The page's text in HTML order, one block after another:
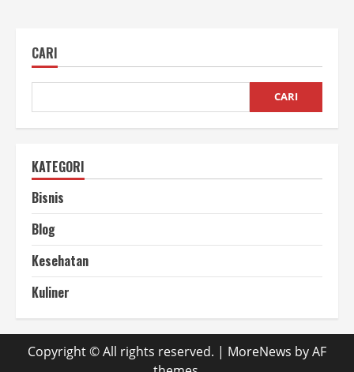
CARI
CARI
KATEGORI
Bisnis
Blog
Kesehatan
Kuliner
Copyright © All rights reserved. | MoreNews by AF